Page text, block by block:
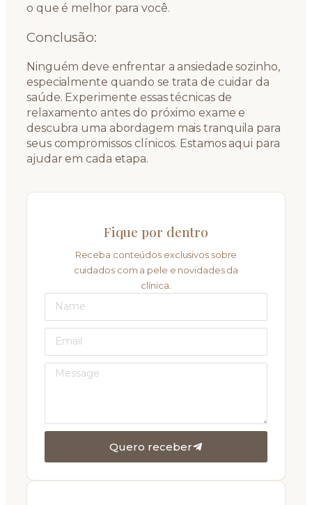
o que é melhor para você.
Conclusão:
Ninguém deve enfrentar a ansiedade sozinho,
especialmente quando se trata de cuidar da
saúde. Experimente essas técnicas de
relaxamento antes do próximo exame e
descubra uma abordagem mais tranquila para
seus compromissos clínicos. Estamos aqui para
ajudar em cada etapa.
Fique por dentro
Receba conteúdos exclusivos sobre
cuidados com a pele e novidades da
clínica.
Quero receber